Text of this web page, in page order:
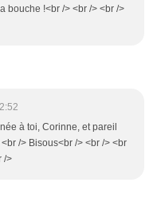
bouche !<br /> <br /> <br />
à toi, Corinne, et pareil
/> Bisous<br /> <br /> <br
/>